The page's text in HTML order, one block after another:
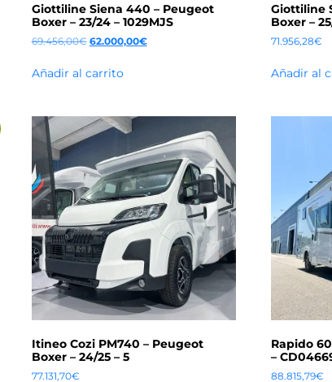
Giottiline Siena 440 – Peugeot
Boxer – 23/24 – 1029MJS
69.456,00€ 62.000,00€
Añadir al carrito
Giottiline
Boxer –
71.956,28€
Añadir al
Itineo Cozi PM740 – Peugeot
Boxer – 24/25 – 5
77.131,70€
Rapido
–
88.815,79€